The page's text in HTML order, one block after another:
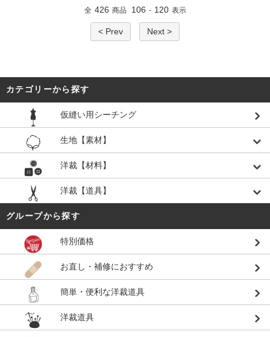
全 426 商品 106 - 120 表示
< Prev Next >
カテゴリーから探す
仮縫い用シーチング
生地【素材】
洋裁【材料】
洋裁【道具】
グループから探す
特別価格
お直し・補修におすすめ
簡単・便利な洋裁道具
洋裁道具